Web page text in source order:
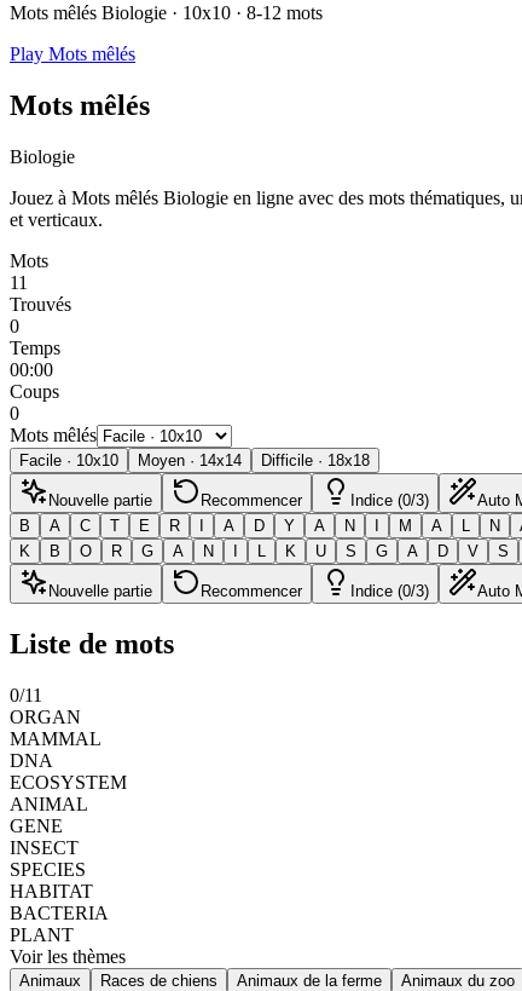
Mots mêlés Biologie · 10x10 · 8-12 mots
Play Mots mêlés
Mots mêlés
Biologie
Jouez à Mots mêlés Biologie en ligne avec des mots thématiques,
et verticaux.
Mots
11
Trouvés
0
Temps
00:00
Coups
0
Mots mêlés
Facile · 10x10 Moyen · 14x14 Difficile · 18x18
Nouvelle partie Recommencer Indice (0/3) Auto
B
A C T E R I A D Y A N I M A L N
K
B O R G A N I L K U S G A D V S
Nouvelle partie Recommencer Indice (0/3) Auto
Liste de mots
0/11
ORGAN
MAMMAL
DNA
ECOSYSTEM
ANIMAL
GENE
INSECT
SPECIES
HABITAT
BACTERIA
PLANT
Voir les thèmes
Animaux Races de chiens Animaux de la ferme Animaux du zoo